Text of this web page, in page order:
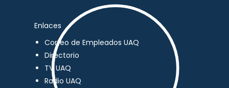
Enlaces
Correo de Empleados UAQ
Directorio
TV UAQ
Radio UAQ